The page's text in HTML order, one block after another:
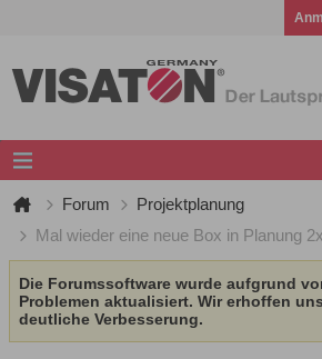
Forum
Projektplanung
Mal wieder eine neue Box in Planung
Die Forumssoftware wurde aufgrund
Problemen aktualisiert. Wir erhoffen
deutliche Verbesserung.